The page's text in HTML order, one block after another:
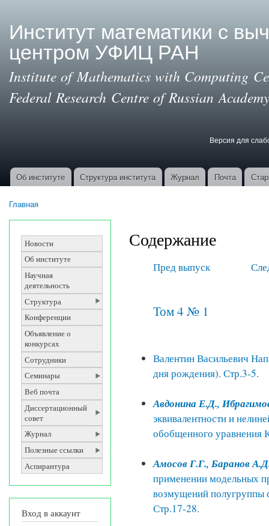
Институт математики с
центром УФИЦ РАН
Institute of Mathematics with Computing
Federal Research Centre of Russian
Версия для
Основные ссылки
Об институте Структура института Журнал Почта
Главная
Новости
Об институте
Научная
деятельность
Структура
Конференции
Объявление о
конкурсах
Сотрудники
Семинары
Веб почта
Диссертационный
совет
Журнал
Полезные ссылки
Аспирантура
Вход в аккаунт
Содержание
Пред выпуск
Том 4 № 1
Валентин Васильевич
дня рождения). Стр.3-5.
Авдонина Е.Д.,
эквивалентности и
обобщенного уравнения
Амосов Г.Г., Баранов
применении модельных
возмущений полугруппы
Стр.17-28.